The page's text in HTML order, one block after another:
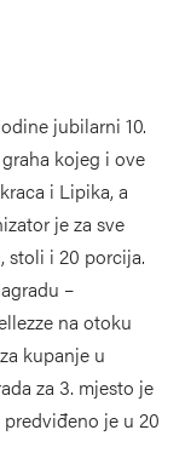
jubilarni 10.
kojeg i ove
i Lipika, a
je za sve
stoli i 20 porcija.
–
na otoku
kupanje u
za 3. mjesto je
je u 20